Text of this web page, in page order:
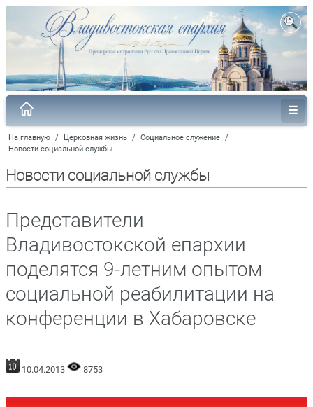
На главную / Церковная жизнь / Социальное служение /
Новости социальной службы
Новости социальной службы
Представители
Владивостокской епархии
поделятся 9-летним опытом
социальной реабилитации на
конференции в Хабаровске
10.04.2013 8753